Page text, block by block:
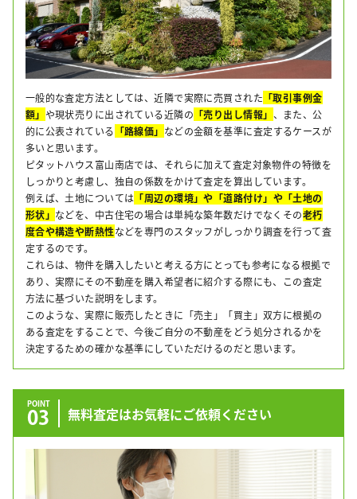
一般的な査定方法としては、近隣で実際に売買された 「取引事例金
額」 や現状売りに出されている近隣の 「売り出し情報」 、また、公
的に公表されている 「路線価」 などの金額を基準に査定するケースが
多いと思います。
ピタットハウス富山南店では、それらに加えて査定対象物件の特徴を
しっかりと考慮し、独自の係数をかけて査定を算出しています。
例えば、土地については 「周辺の環境」や「道路付け」や「土地の
形状」 などを、中古住宅の場合は単純な築年数だけでなくその老朽
度合や構造や断熱性などを専門のスタッフがしっかり調査を行って査
定するのです。
これらは、物件を購入したいと考える方にとっても参考になる根拠で
あり、実際にその不動産を購入希望者に紹介する際にも、この査定
方法に基づいた説明をします。
このような、実際に販売したときに「売主」「買主」双方に根拠の
ある査定をすることで、今後ご自分の不動産をどう処分されるかを
決定するための確かな基準にしていただけるのだと思います。
POINT
03 無料査定はお気軽にご依頼ください